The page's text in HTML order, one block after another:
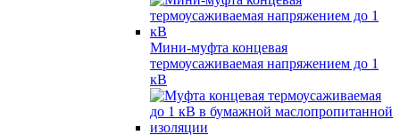
Мини-муфта концевая
термоусаживаемая напряжением до 1
кВ